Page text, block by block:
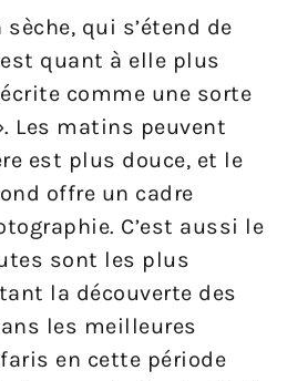
qui s’étend de
quant à elle plus
comme une sorte
Les matins peuvent
est plus douce, et le
offre un cadre
C’est aussi le
sont les plus
la découverte des
les meilleures
en cette période